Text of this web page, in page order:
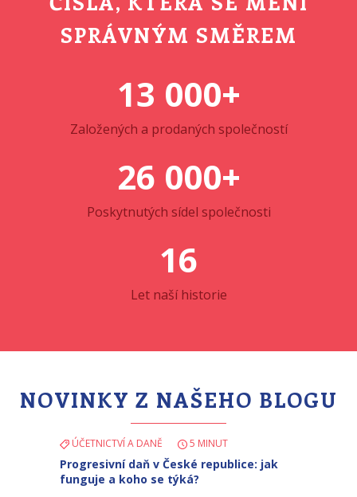
SPRÁVNÝM SMĚREM
13 000+
Založených a prodaných společností
26 000+
Poskytnutých sídel společnosti
16
Let naší historie
NOVINKY Z NAŠEHO BLOGU
ÚČETNICTVÍ A DANĚ 5 MINUT
Progresivní daň v České republice: jak
funguje a koho se týká?